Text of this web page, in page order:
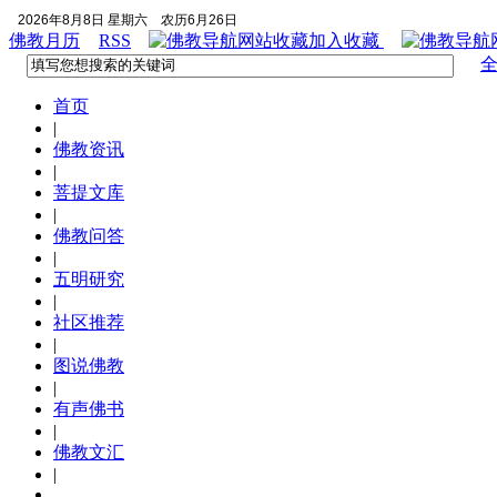
2026年8月8日 星期六 农历6月26日
佛教月历 RSS 加入收藏
首页
|
佛教资讯
|
菩提文库
|
佛教问答
|
五明研究
|
社区推荐
|
图说佛教
|
有声佛书
|
佛教文汇
|